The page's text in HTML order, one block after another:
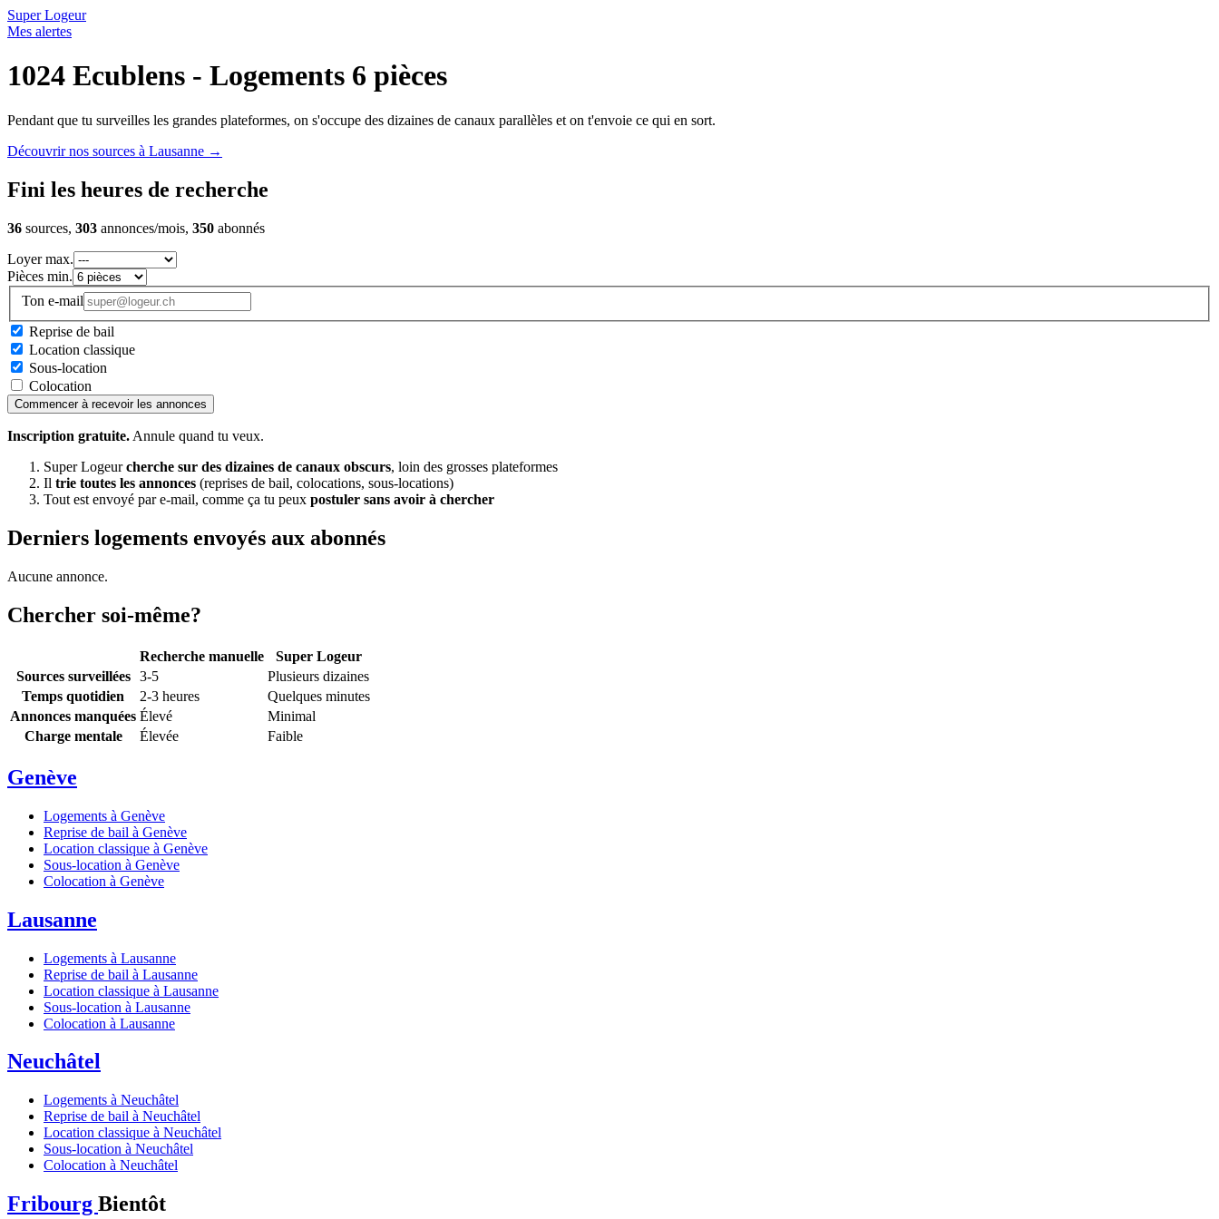
Super Logeur
Mes alertes
1024 Ecublens - Logements 6 pièces
Pendant que tu surveilles les grandes plateformes, on s'occupe des dizaines de canaux parallèles et on t'envoie ce qui en sort.
Découvrir nos sources à Lausanne →
Fini les heures de recherche
36 sources, 303 annonces/mois, 350 abonnés
Loyer max.
Pièces min.
Ton e-mail
Reprise de bail
Location classique
Sous-location
Colocation
Commencer à recevoir les annonces
Inscription gratuite. Annule quand tu veux.
Super Logeurcherche sur des dizaines de canaux obscurs, loin des grosses plateformes
Il trie toutes les annonces (reprises de bail, colocations, sous-locations)
Tout est envoyé par e-mail, comme ça tu peux postuler sans avoir à chercher
Derniers logements envoyés aux abonnés
Aucune annonce.
Chercher soi-même?
Recherche manuelle
Super Logeur
Sources surveillées
3-5
Plusieurs dizaines
Temps quotidien
2-3 heures
Quelques minutes
Annonces manquées Élevé
Minimal
Charge mentale
Élevée Faible
Genève
Logements à Genève
Reprise de bail à Genève
Location classique à Genève
Sous-location à Genève
Colocation à Genève
Lausanne
Logements à Lausanne
Reprise de bail à Lausanne
Location classique à Lausanne
Sous-location à Lausanne
Colocation à Lausanne
Neuchâtel
Logements à Neuchâtel
Reprise de bail à Neuchâtel
Location classique à Neuchâtel
Sous-location à Neuchâtel
Colocation à Neuchâtel
Fribourg Bientôt